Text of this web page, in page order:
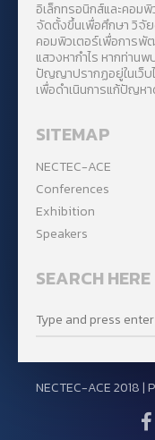
อิเล็กทรอนิกส์และคอม
จัดตั้งขึ้นเพื่อศึกษา วิจัย
คอมพิวเตอร์เพื่อการพั
แสวงหากำไร หากท่าน
ปัญญาปรากฏอยู่ในเว็บ
เพื่อดำเนินการแก้ปัญห
SITEMAP
NECTEC-ACE
Conferences
Exhibition
Speakers
SEARCH HERE
NECTEC-ACE 2018 |